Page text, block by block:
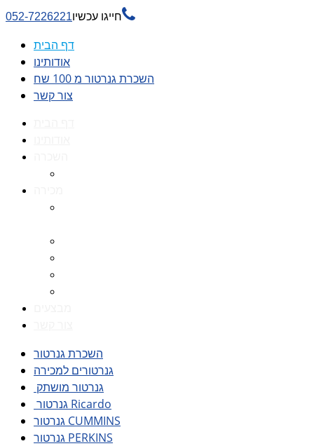
חייגו עכשיו052-7226221 
דף הבית
אודותינו
השכרת גנרטור מ 100 שח
צור קשר
השכרת גנרטור
גנרטורים למכירה
גנרטור מושתק
גנרטור Ricardo
גנרטור CUMMINS
גנרטור PERKINS